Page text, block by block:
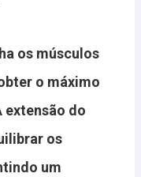
os músculos
o máximo
extensão do
os
um